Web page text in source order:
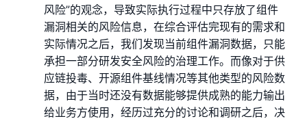
⻛险”的观念，导致实际执行过程中只存放了组件
漏洞相关的⻛险信息，在综合评估完现有的需求和
实际情况之后，我们发现当前组件漏洞数据，只能
承担一部分研发安全⻛险的治理工作。而像对于供
应链投毒、开源组件基线情况等其他类型的⻛险数
据，由于当时还没有数据能够提供成熟的能力输出
给业务方使用，经历过充分的讨论和调研之后，决